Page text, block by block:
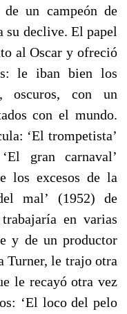
un campeón de
su declive. El papel
al Oscar y ofreció
le iban bien los
oscuros, con un
con el mundo.
‘El trompetista’
gran carnaval’
los excesos de la
mal’ (1952) de
en varias
y de un productor
Turner, le trajo otra
le recayó otra vez
‘El loco del pelo